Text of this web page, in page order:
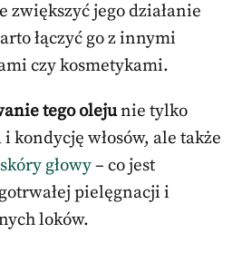
zwiększyć jego działanie
łączyć go z innymi
czy kosmetykami.
tego olejunie tylko
kondycję włosów, ale także
głowy– co jest
pielęgnacji i
loków.